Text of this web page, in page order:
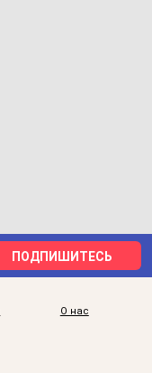
ПОДПИШИТЕСЬ
О нас